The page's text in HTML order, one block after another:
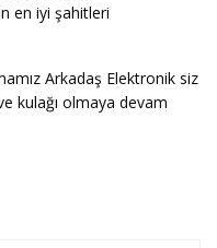
en iyi şahitleri
Arkadaş Elektronik siz
kulağı olmaya devam